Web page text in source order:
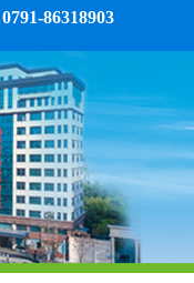
0791-86318903